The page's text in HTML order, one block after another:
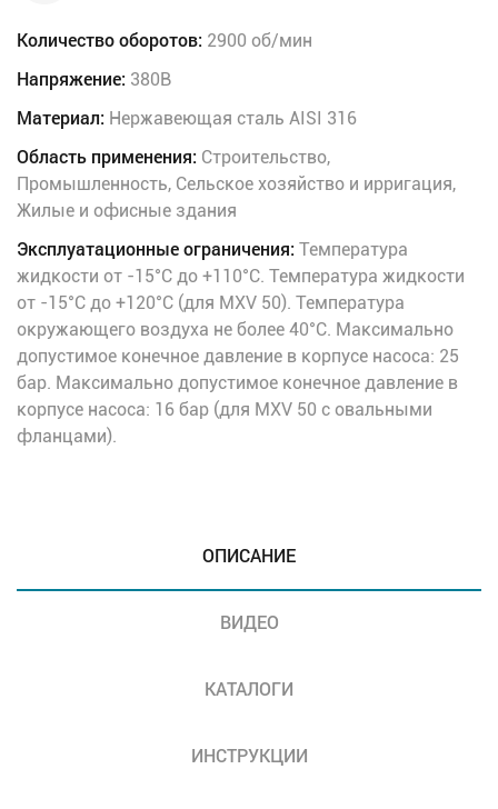
Количество оборотов: 2900 об/мин
Напряжение: 380В
Материал: Нержавеющая сталь AISI 316
Область применения: Строительство,
Промышленность, Сельское хозяйство и ирригация,
Жилые и офисные здания
Эксплуатационные ограничения: Температура
жидкости от -15°C до +110°C. Температура жидкости
от -15°C до +120°C (для MXV 50). Температура
окружающего воздуха не более 40°C. Максимально
допустимое конечное давление в корпусе насоса: 25
бар. Максимально допустимое конечное давление в
корпусе насоса: 16 бар (для MXV 50 с овальными
фланцами).
ОПИСАНИЕ
ВИДЕО
КАТАЛОГИ
ИНСТРУКЦИИ